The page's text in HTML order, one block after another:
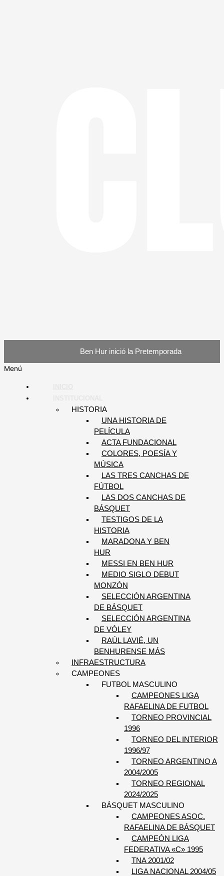
Ben Hur inició la Pretemporada
Menú
HISTORIA
UNA HISTORIA DE
PELÍCULA
ACTA FUNDACIONAL
COLORES, POESÍA Y
MÚSICA
LAS TRES CANCHAS DE
FÚTBOL
LAS DOS CANCHAS DE
BÁSQUET
TESTIGOS DE LA
HISTORIA
MARADONA Y BEN
HUR
MESSI EN BEN HUR
MEDIO SIGLO DEBUT
MONZÓN
SELECCIÓN ARGENTINA
DE BÁSQUET
SELECCIÓN ARGENTINA
DE VÓLEY
RAÚL LAVIÉ, UN
BENHURENSE MÁS
INFRAESTRUCTURA
CAMPEONES
FUTBOL MASCULINO
CAMPEONES LIGA
RAFAELINA DE FUTBOL
TORNEO PROVINCIAL
1996
TORNEO DEL INTERIOR
1996/97
TORNEO ARGENTINO A
2004/2005
TORNEO REGIONAL
2024/2025
BÁSQUET MASCULINO
CAMPEONES ASOC.
RAFAELINA DE BÁSQUET
CAMPEÓN LIGA
FEDERATIVA «C» 1995
TNA 2001/02
LIGA NACIONAL 2004/05